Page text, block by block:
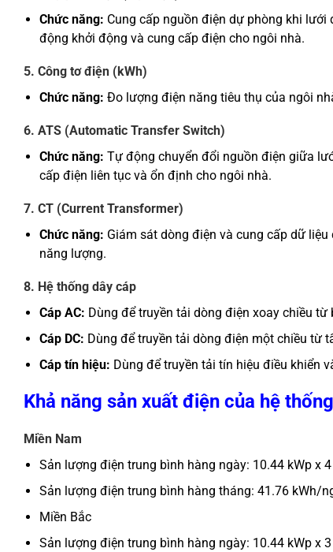
Chức năng: Cung cấp nguồn điện dự phòng khi
động khởi động và cung cấp điện cho ngôi nhà.
5. Công tơ điện (kWh)
Chức năng: Đo lượng điện năng tiêu thụ của ngôi
6. ATS (Automatic Transfer Switch)
Chức năng: Tự động chuyển đổi nguồn điện giữa
cấp điện liên tục và ổn định cho ngôi nhà.
7. CT (Current Transformer)
Chức năng: Giám sát dòng điện và cung cấp dữ
năng lượng.
8. Hệ thống dây cáp
Cáp AC: Dùng để truyền tải dòng điện xoay chiều
Cáp DC: Dùng để truyền tải dòng điện một chiều từ
Cáp tín hiệu: Dùng để truyền tải tín hiệu điều khiển
Khả năng sản xuất điện của hệ
Miền Nam
Sản lượng điện trung bình hàng ngày: 10.44 kWp x
Sản lượng điện trung bình hàng tháng: 41.76 kWh/
Miền Bắc
Sản lượng điện trung bình hàng ngày: 10.44 kWp x